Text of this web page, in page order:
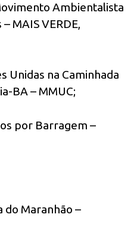
Ambientalista
MAIS VERDE,
Unidas na Caminhada
BA – MMUC;
por Barragem –
Maranhão –